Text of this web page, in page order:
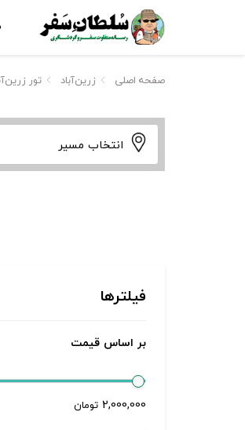
صفحه اصلی زرین‌آباد تور
انتخاب مسیر
فیلترها
بر اساس قیمت
2,000,000 تومان